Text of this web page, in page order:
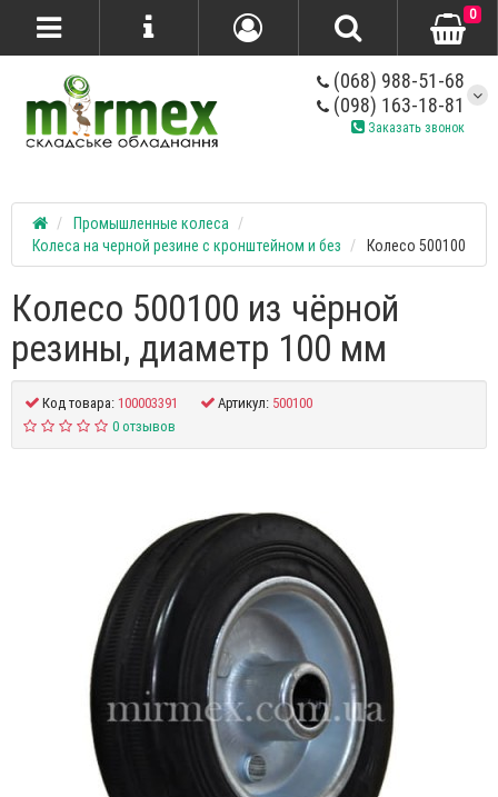
(068) 988-51-68
(098) 163-18-81
Заказать звонок
0
Промышленные колеса
Колеса на черной резине с кронштейном и без
Колесо 500100
Колесо 500100 из чёрной
резины, диаметр 100 мм
Код товара:100003391 Артикул: 500100
0 отзывов